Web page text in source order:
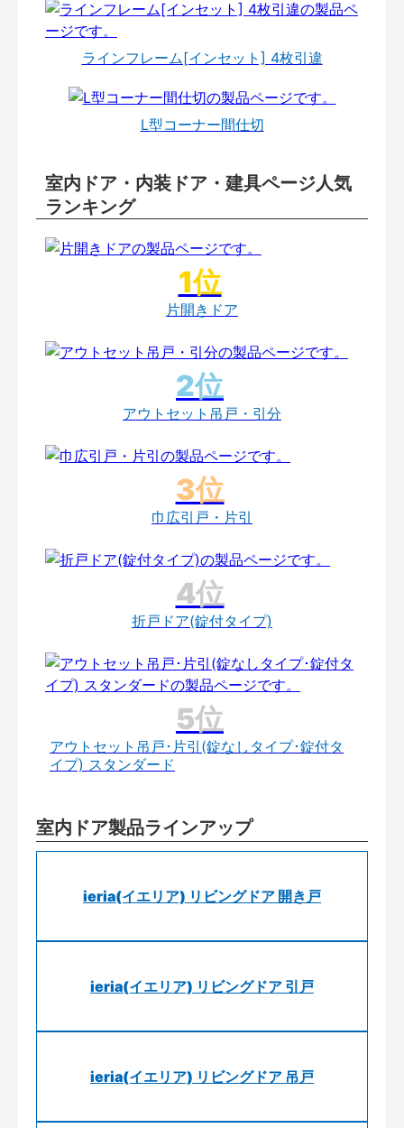
ラインフレーム[インセット] 4枚引違
L型コーナー間仕切
室内ドア・内装ドア・建具ページ人気
ランキング
片開きドア
アウトセット吊戸・引分
巾広引戸・片引
折戸ドア(錠付タイプ)
アウトセット吊戸･片引(錠なしタイプ･錠付タ
イプ) スタンダード
室内ドア製品ラインアップ
ieria(イエリア) リビングドア 開き戸
ieria(イエリア) リビングドア 引戸
ieria(イエリア) リビングドア 吊戸